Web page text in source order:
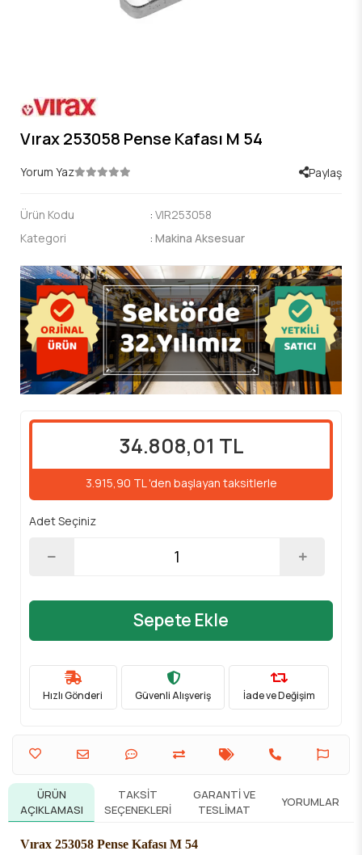
Vırax 253058 Pense Kafası M 54
Yorum Yaz Paylaş
Ürün Kodu : VIR253058
Kategori
: Makina Aksesuar
34.808,01 TL
3.915,90 TL 'den başlayan taksitlerle
Adet Seçiniz
Sepete Ekle
Hızlı Gönderi Güvenli Alışveriş İade ve Değişim
ÜRÜN
AÇIKLAMASI
TAKSIT
SEÇENEKLERI
GARANTI VE
TESLIMAT
YORUMLAR
Vırax 253058 Pense Kafası M 54